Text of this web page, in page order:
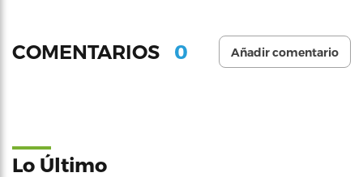
COMENTARIOS 0 Añadir comentario
Lo Último